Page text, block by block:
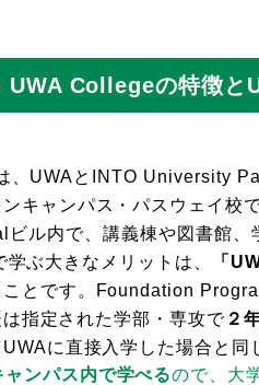
UWA Collegeの特徴と
、UWAとINTO University
ンキャンパス・パスウェイ校
ル内で、講義棟や図書館、
ぶ大きなメリットは、
「
ことです。Foundation
指定された学部・専攻で ２
に直接入学した場合と同
ンパス内で学べるので、大